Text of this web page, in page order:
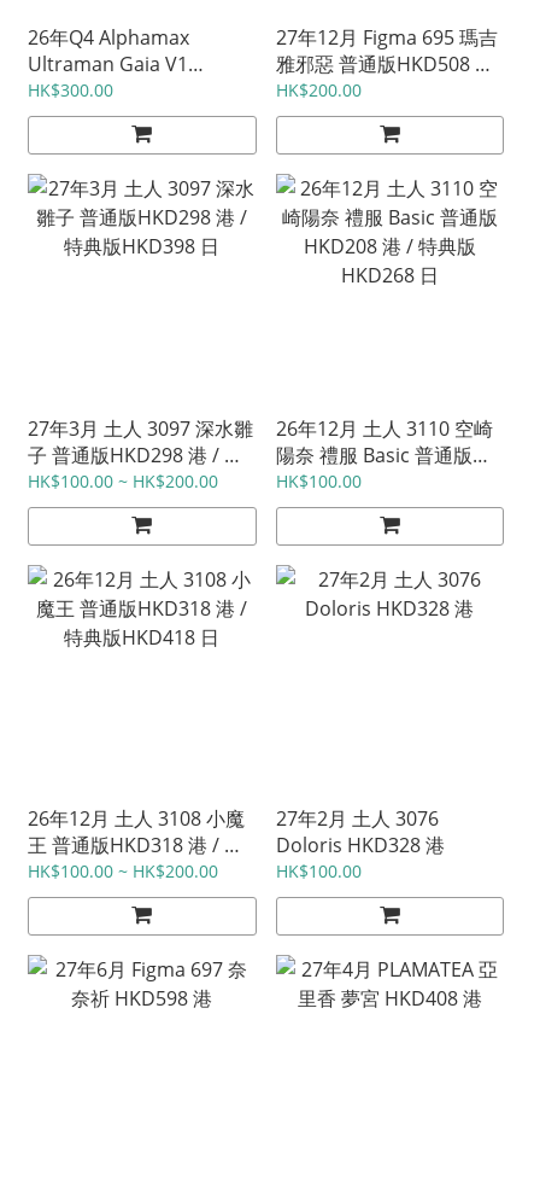
26年Q4 Alphamax
Ultraman Gaia V1
HKD820
HK$300.00
27年12月 Figma 695 瑪吉
雅邪惡 普通版HKD508 港
/ 特典版HKD570 日
HK$200.00
27年3月 土人 3097 深水雛
子 普通版HKD298 港 / 特
典版HKD398 日
HK$100.00 ~ HK$200.00
26年12月 土人 3110 空崎
陽奈 禮服 Basic 普通版
HKD208 港 / 特典版
HKD268 日
HK$100.00
26年12月 土人 3108 小魔
王 普通版HKD318 港 / 特
典版HKD418 日
HK$100.00 ~ HK$200.00
27年2月 土人 3076
Doloris HKD328 港
HK$100.00